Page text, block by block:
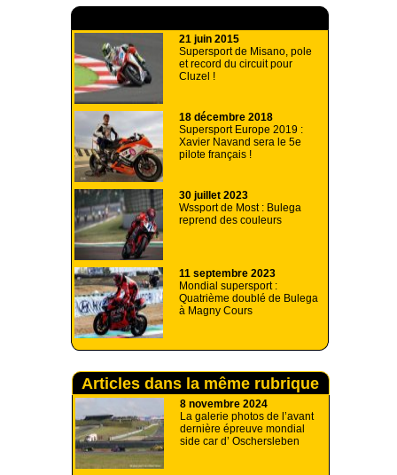
21 juin 2015
Supersport de Misano, pole
et record du circuit pour
Cluzel !
18 décembre 2018
Supersport Europe 2019 :
Xavier Navand sera le 5e
pilote français !
30 juillet 2023
Wssport de Most : Bulega
reprend des couleurs
11 septembre 2023
Mondial supersport :
Quatrième doublé de Bulega
à Magny Cours
Articles dans la même rubrique
8 novembre 2024
La galerie photos de l’avant
dernière épreuve mondial
side car d’ Oschersleben